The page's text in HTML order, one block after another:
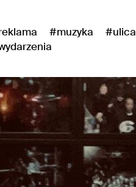
#muzyka #ulica